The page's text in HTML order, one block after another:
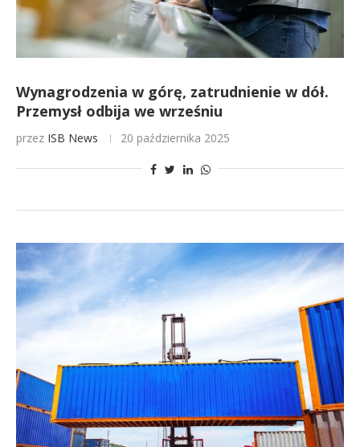
Wynagrodzenia w górę, zatrudnienie w dół.
Przemysł odbija we wrześniu
przez ISB News 20 października 2025